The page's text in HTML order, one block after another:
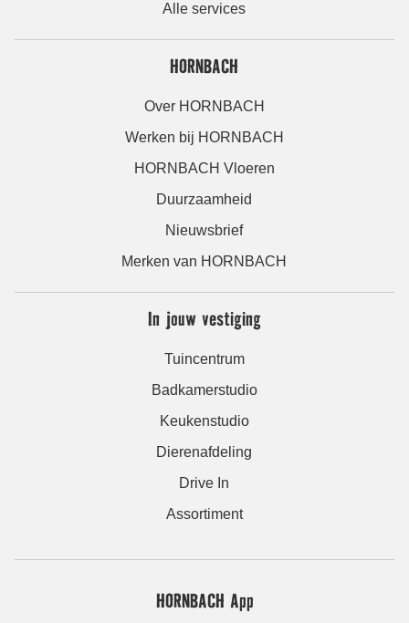
Alle services
HORNBACH
Over HORNBACH
Werken bij HORNBACH
HORNBACH Vloeren
Duurzaamheid
Nieuwsbrief
Merken van HORNBACH
In jouw vestiging
Tuincentrum
Badkamerstudio
Keukenstudio
Dierenafdeling
Drive In
Assortiment
HORNBACH App